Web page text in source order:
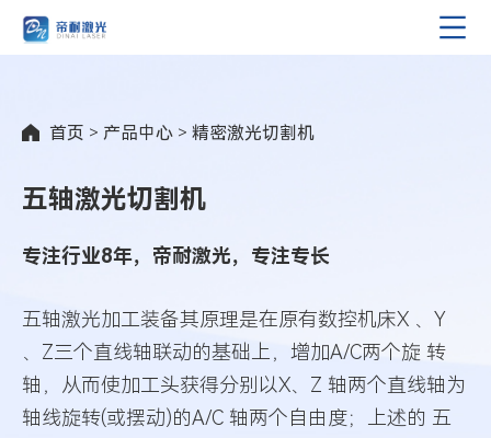
首页 > 产品中心 > 精密激光切割机
五轴激光切割机
专注行业8年，帝耐激光，专注专长
五轴激光加工装备其原理是在原有数控机床X 、Y
、Z三个直线轴联动的基础上，增加A/C两个旋 转
轴，从而使加工头获得分别以X、Z 轴两个直线轴为
轴线旋转(或摆动)的A/C 轴两个自由度；上述的 五